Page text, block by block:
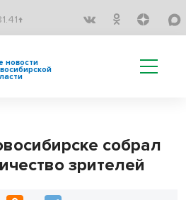
новости
собрал
зрителей